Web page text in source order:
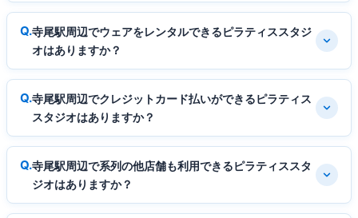
寺尾駅周辺でウェアをレンタルできるピラティススタジ
オはありますか？
寺尾駅周辺でクレジットカード払いができるピラティス
スタジオはありますか？
寺尾駅周辺で系列の他店舗も利用できるピラティススタ
ジオはありますか？